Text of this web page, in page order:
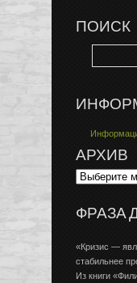
ПОИСК
АРХИВ
ФРАЗА
«Кризис —
стабильнее
Из книги